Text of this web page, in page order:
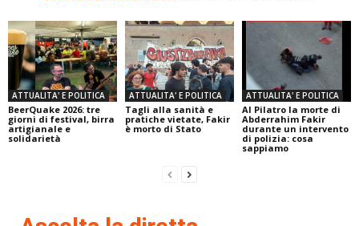
ATTUALITA' E POLITICA
BeerQuake 2026: tre
giorni di festival, birra
artigianale e
solidarietà
ATTUALITA' E POLITICA
Tagli alla sanità e
pratiche vietate, Fakir
è morto di Stato
ATTUALITA' E POLITICA
Al Pilatro la morte di
Abderrahim Fakir
durante un intervento
di polizia: cosa
sappiamo